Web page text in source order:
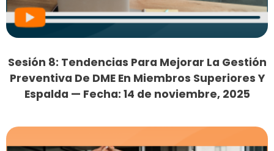
Sesión 8: Tendencias Para Mejorar La Gestión
Preventiva De DME En Miembros Superiores Y
Espalda — Fecha: 14 de noviembre, 2025